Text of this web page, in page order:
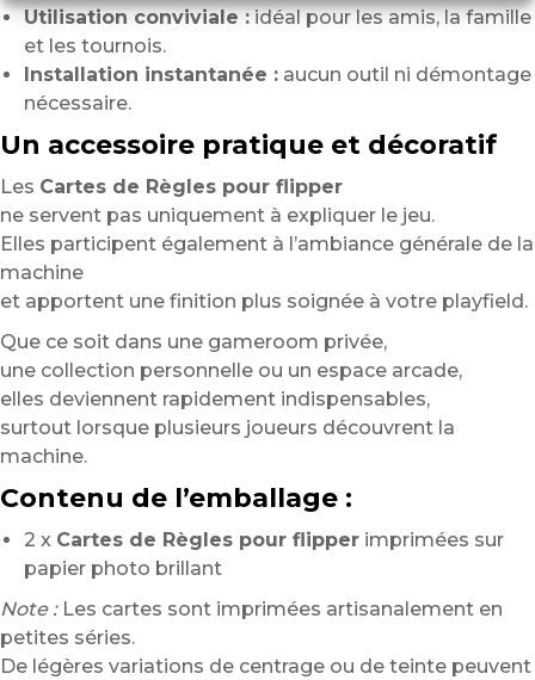
Utilisation conviviale :idéal pour les amis, la famille
et les tournois.
Installation instantanée : aucun outil ni démontage
nécessaire.
Un accessoire pratique et décoratif
Les Cartes de Règles pour flipper
ne servent pas uniquement à expliquer le jeu.
Elles participent également à l’ambiance générale de la
machine
et apportent une finition plus soignée à votre playfield.
Que ce soit dans une gameroom privée,
une collection personnelle ou un espace arcade,
elles deviennent rapidement indispensables,
surtout lorsque plusieurs joueurs découvrent la
machine.
Contenu de l’emballage :
2 x Cartes de Règles pour flipper imprimées sur
papier photo brillant
Note :Les cartes sont imprimées artisanalement en
petites séries.
De légères variations de centrage ou de teinte peuvent